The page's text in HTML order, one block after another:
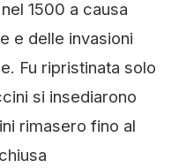
1500 a causa
e delle invasioni
Fu ripristinata solo
si insediarono
rimasero fino al